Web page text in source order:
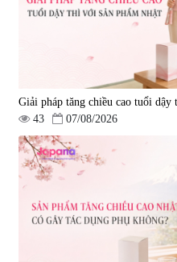
Giải pháp tăng chiều cao tuổi dậy
43
07/08/2026